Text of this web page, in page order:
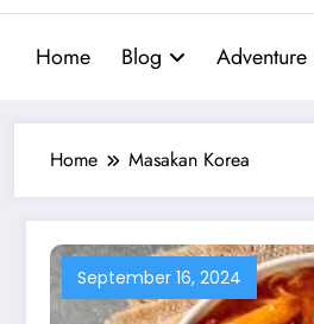
Home Blog Adventure
Home Masakan Korea
September 16, 2024